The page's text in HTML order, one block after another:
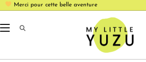
Merci pour cette belle aventure